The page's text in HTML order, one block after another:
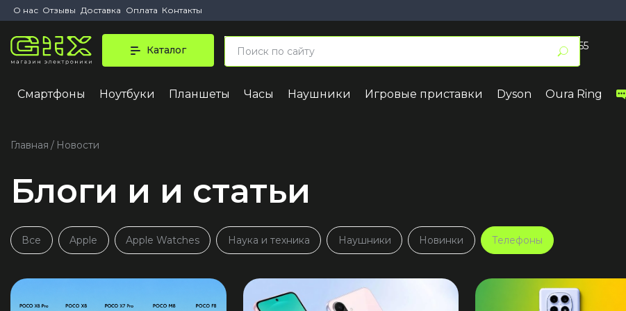
О нас Отзывы Доставка Оплата Контакты
Каталог +7 (495) 055 50 55
Заказать звонок
Смартфоны Ноутбуки Планшеты Часы Наушники Игровые приставки Dyson Oura Ring
iPhone 17
iPhone 17e
iPhone Samsung Google
Главная Новости
Блоги и и статьи
Все Apple Apple Watches Наука и техника Наушники Новинки Телефоны